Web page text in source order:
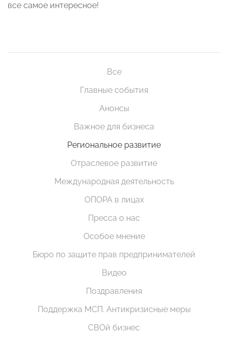
все самое интересное!
Все
Главные события
Анонсы
Важное для бизнеса
Региональное развитие
Отраслевое развитие
Международная деятельность
ОПОРА в лицах
Пресса о нас
Особое мнение
Бюро по защите прав предпринимателей
Видео
Поздравления
Поддержка МСП. Антикризисные меры
СВОй бизнес